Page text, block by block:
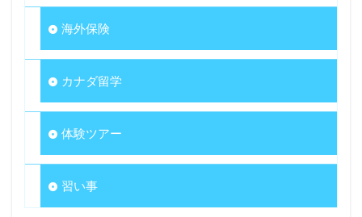
海外保険
カナダ留学
体験ツアー
習い事